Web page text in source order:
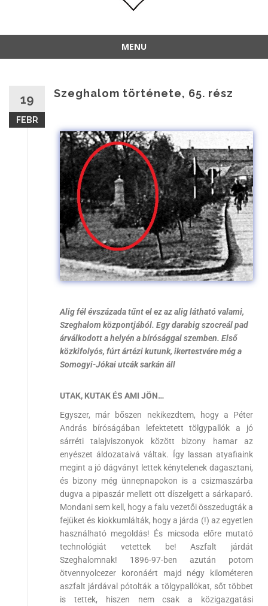
MENU
19
FEBR
Szeghalom története, 65. rész
Alig fél évszázada tűnt el ez az alig látható valami,
Szeghalom központjából. Egy darabig szocreál pad
árválkodott a helyén a bírósággal szemben. Első
közkifolyós, fúrt ártézi kutunk, ikertestvére még a
Somogyi-Jókai utcák sarkán áll
UTAK, KUTAK ÉS AMI JÖN…
Egyszer, már bőszen nekikezdtem, hogy a Péter
András bíróságában lefektetett tölgypallók a jó
sárréti talajviszonyok között bizony hamar az
enyészet áldozataivá váltak. Így lassan atyafiaink
megint a jó dágványt lettek kénytelenek dagasztani,
és bizony még ünnepnapokon is a csizmaszárba
dugva a pipaszár mellett ott díszelgett a sárkaparó.
Mondani sem kell, hogy a falu vezetői összedugták a
fejüket és kiokkumlálták, hogy a járda (!) az egyetlen
használható megoldás! És micsoda előre mutató
technológiát vetettek be! Aszfalt járdát
Szeghalomnak! 1896-97-ben azután potom
ötvennyolcezer koronáért majd négy kilométeren
aszfalt járdával pótolták a tölgypallókat, sőt többet
is tettek, hiszen nem csak a közigazgatási